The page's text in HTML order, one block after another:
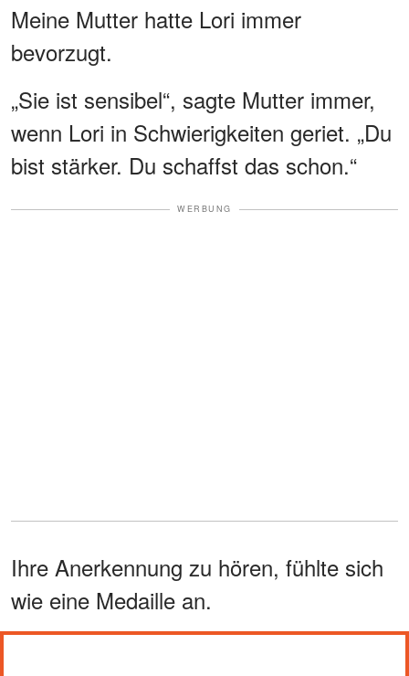
Meine Mutter hatte Lori immer
bevorzugt.
„Sie ist sensibel“, sagte Mutter immer,
wenn Lori in Schwierigkeiten geriet. „Du
bist stärker. Du schaffst das schon.“
WERBUNG
Ihre Anerkennung zu hören, fühlte sich
wie eine Medaille an.